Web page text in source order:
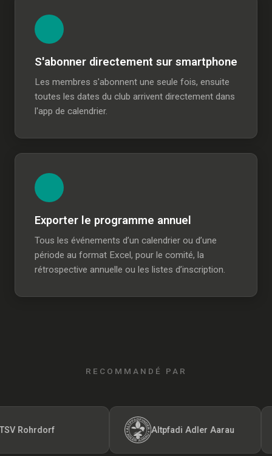
S'abonner directement sur smartphone
Les membres s'abonnent une seule fois, ensuite
toutes les dates du club arrivent directement dans
l'app de calendrier.
Exporter le programme annuel
Tous les événements d’un calendrier ou d’une
période au format Excel, pour le comité, la
rétrospective annuelle ou les listes d’inscription.
RECOMMANDÉ PAR
Rohrdorf Altpfadi Adler Aarau